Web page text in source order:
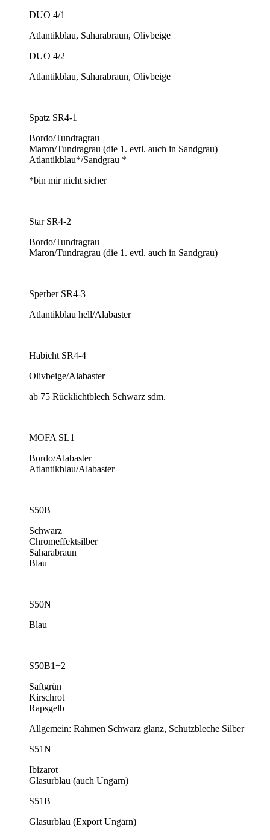
DUO 4/1
Atlantikblau, Saharabraun, Olivbeige
DUO 4/2
Atlantikblau, Saharabraun, Olivbeige
Spatz SR4-1
Bordo/Tundragrau
Maron/Tundragrau (die 1. evtl. auch in Sandgrau)
Atlantikblau*/Sandgrau *
*bin mir nicht sicher
Star SR4-2
Bordo/Tundragrau
Maron/Tundragrau (die 1. evtl. auch in Sandgrau)
Sperber SR4-3
Atlantikblau hell/Alabaster
Habicht SR4-4
Olivbeige/Alabaster
ab 75 Rücklichtblech Schwarz sdm.
MOFA SL1
Bordo/Alabaster
Atlantikblau/Alabaster
S50B
Schwarz
Chromeffektsilber
Saharabraun
Blau
S50N
Blau
S50B1+2
Saftgrün
Kirschrot
Rapsgelb
Allgemein: Rahmen Schwarz glanz, Schutzbleche Silber
S51N
Ibizarot
Glasurblau (auch Ungarn)
S51B
Glasurblau (Export Ungarn)